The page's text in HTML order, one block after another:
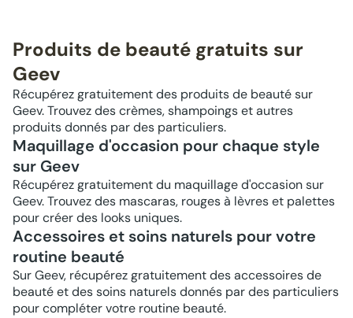
Produits de beauté gratuits sur
Geev
Récupérez gratuitement des produits de beauté sur
Geev. Trouvez des crèmes, shampoings et autres
produits donnés par des particuliers.
Maquillage d'occasion pour chaque style
sur Geev
Récupérez gratuitement du maquillage d'occasion sur
Geev. Trouvez des mascaras, rouges à lèvres et palettes
pour créer des looks uniques.
Accessoires et soins naturels pour votre
routine beauté
Sur Geev, récupérez gratuitement des accessoires de
beauté et des soins naturels donnés par des particuliers
pour compléter votre routine beauté.